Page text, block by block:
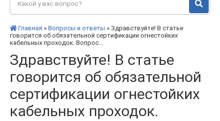
Главная » Вопросы и ответы » Здравствуйте! В статье
говорится об обязательной сертификации огнестойких
кабельных проходок. Вопрос...
Здравствуйте! В статье
говорится об обязательной
сертификации огнестойких
кабельных проходок.